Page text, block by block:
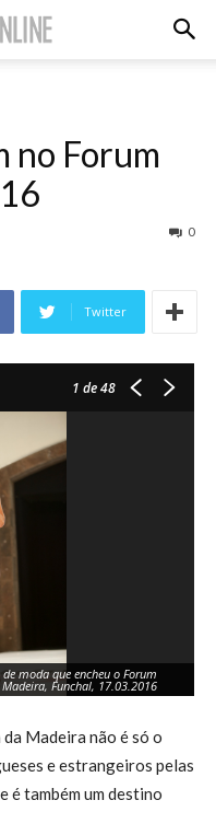
no Forum
0
Twitter
1 de 48
moda que encheu o Forum
Funchal, 17.03.2016
Madeira não é só o
e estrangeiros pelas
é também um destino